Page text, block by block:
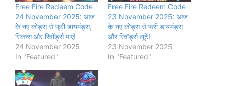
Free Fire Redeem Code
24 November 2025: आज
के नए कोड्स से फ्री डायमंड्स,
स्किन्स और रिवॉर्ड्स पाएं!
24 November 2025
In "Featured"
Free Fire Redeem Code
23 November 2025: आज
के नए कोड्स से फ्री डायमंड्स
और रिवॉर्ड्स लूटें!
23 November 2025
In "Featured"